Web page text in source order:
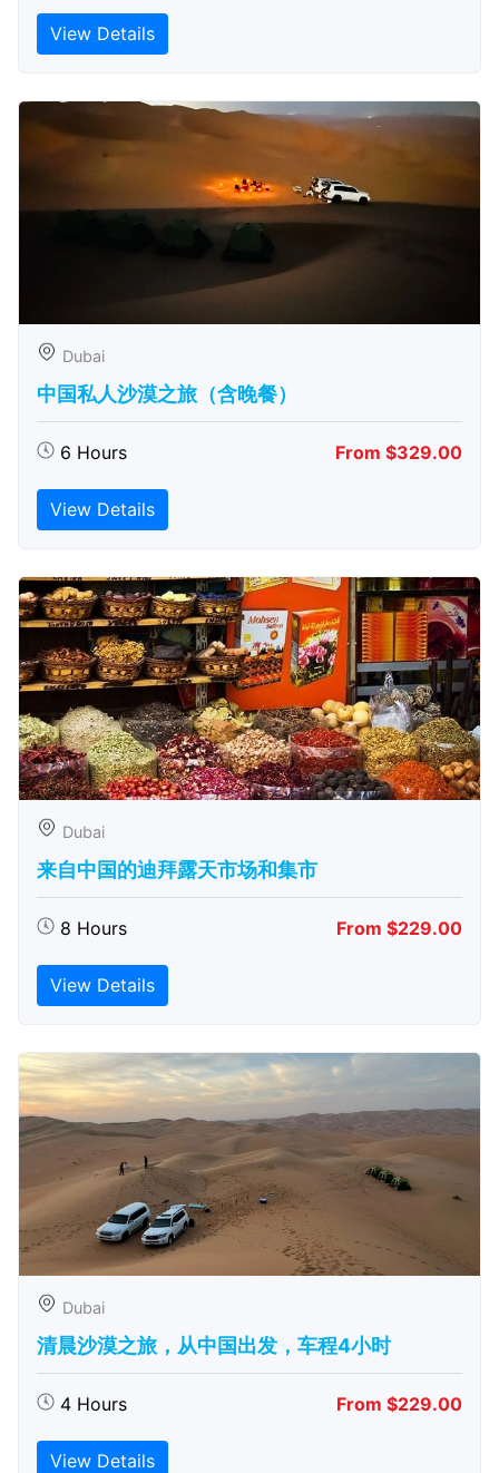
View Details
Dubai
中国私人沙漠之旅（含晚餐）
6 Hours From $329.00
View Details
Dubai
来自中国的迪拜露天市场和集市
8 Hours From $229.00
View Details
Dubai
清晨沙漠之旅，从中国出发，车程4小时
4 Hours From $229.00
View Details